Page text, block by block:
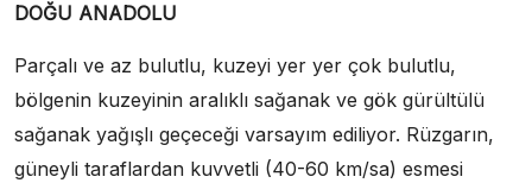
DOĞU ANADOLU
Parçalı ve az bulutlu, kuzeyi yer yer çok bulutlu,
bölgenin kuzeyinin aralıklı sağanak ve gök gürültülü
sağanak yağışlı geçeceği varsayım ediliyor. Rüzgarın,
güneyli taraflardan kuvvetli (40-60 km/sa) esmesi